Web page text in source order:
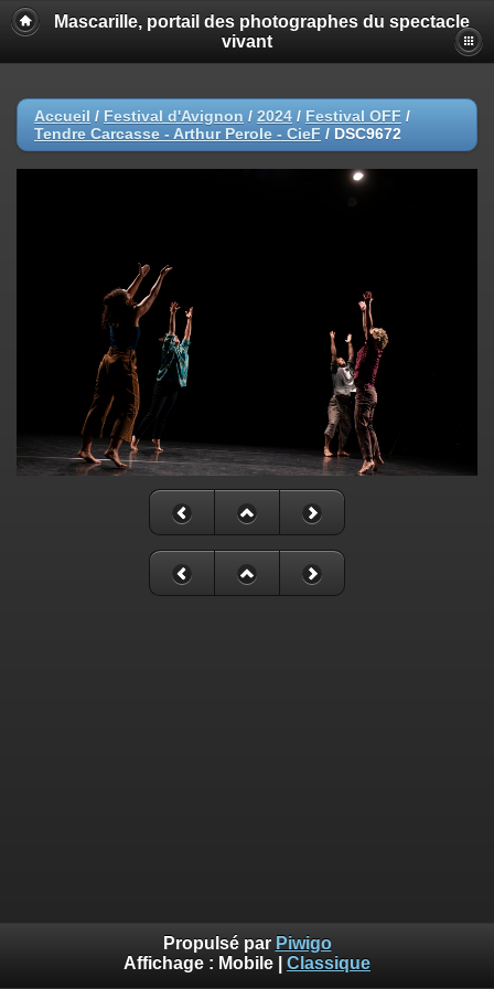
Mascarille, portail des photographes du spectacle
vivant
Accueil / Festival d'Avignon / 2024 / Festival OFF /
Tendre Carcasse - Arthur Perole - CieF / DSC9672
Propulsé par Piwigo
Affichage : Mobile Classique